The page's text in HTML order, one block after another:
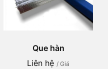
Que hàn
Liên hệ / Giá